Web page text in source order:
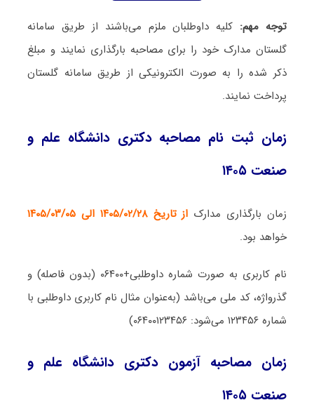
توجه مهم: کلیه داوطلبان ملزم می‌باشند از طریق سامانه
گلستان مدارک خود را برای مصاحبه بارگذاری نمایند و مبلغ
ذکر شده را به صورت الکترونیکی از طریق سامانه گلستان
پرداخت نمایند.
زمان ثبت نام مصاحبه دکتری دانشگاه علم و
صنعت ۱۴۰۵
زمان بارگذاری مدارک از تاریخ ۱۴۰۵/۰۲/۲۸ الی ۱۴۰۵/۰۳/۰۵
خواهد بود.
نام کاربری به صورت شماره داوطلبی+۰۶۴۰۰ (بدون فاصله) و
گذرواژه، کد ملی می‌باشد (به‌عنوان مثال نام کاربری داوطلبی با
شماره ۱۲۳۴۵۶ می‌شود: ۰۶۴۰۰۱۲۳۴۵۶)
زمان مصاحبه آزمون دکتری دانشگاه علم و
صنعت ۱۴۰۵